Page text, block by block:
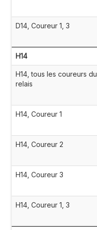
D14, Coureur 1, 3
H14
H14, tous les coureurs du
relais
H14, Coureur 1
H14, Coureur 2
H14, Coureur 3
H14, Coureur 1, 3